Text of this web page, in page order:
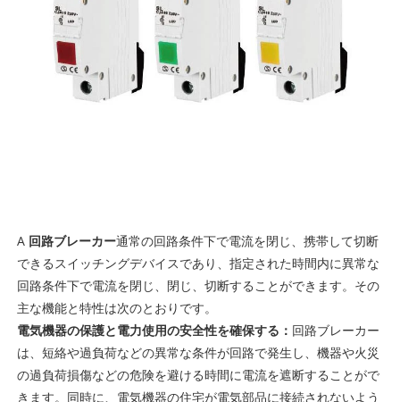
A 回路ブレーカー通常の回路条件下で電流を閉じ、携帯して切断
できるスイッチングデバイスであり、指定された時間内に異常な
回路条件下で電流を閉じ、閉じ、切断することができます。その
主な機能と特性は次のとおりです。
電気機器の保護と電力使用の安全性を確保する： 回路ブレーカー
は、短絡や過負荷などの異常な条件が回路で発生し、機器や火災
の過負荷損傷などの危険を避ける時間に電流を遮断することがで
きます。同時に、電気機器の住宅が電気部品に接続されないよう